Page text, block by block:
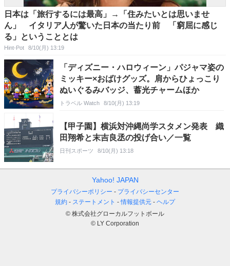
日本は「旅行するには最高」→「住みたいとは思いませ
ん」 イタリア人が驚いた日本の当たり前 「窮屈に感じ
る」ということとは
Hint-Pot 8/10(月) 13:19
「ディズニー・ハロウィーン」パジャマ姿の
ミッキー×おばけグッズ。肩からひょっこり
ぬいぐるみバッジ、蓄光チャームほか
トラベル Watch 8/10(月) 13:19
【甲子園】横浜対沖縄尚学スタメン発表 織
田翔希と末吉良丞の投げ合い／一覧
日刊スポーツ 8/10(月) 13:18
Yahoo! JAPAN
プライバシーポリシー
プライバシーセンター
規約
ステートメント 情報提供元
ヘルプ
© 株式会社グローカルフットボール
© LY Corporation